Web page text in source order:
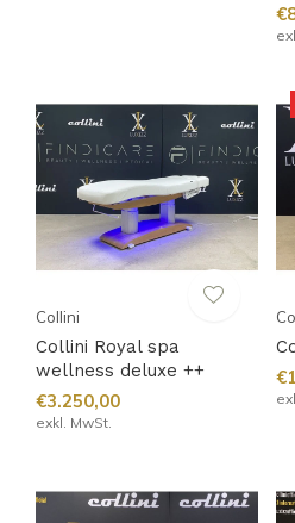
Collini
Collini Royal spa
wellness deluxe ++
€3.250,00
exkl. MwSt.